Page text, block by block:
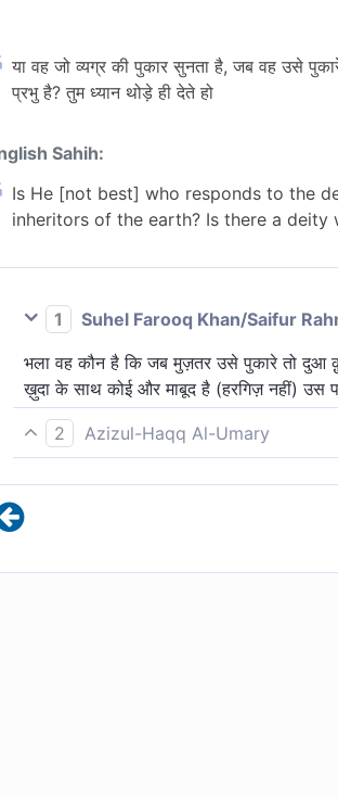
या वह जो व्यग्र की पुकार सुनता है, जब वह उसे
प्रभु है? तुम ध्यान थोड़े ही देते हो
Sahih:
Is He [not best] who responds to the
inheritors of the earth? Is there a deity
1
Suhel Farooq Khan/Saifur
भला वह कौन है कि जब मुज़तर उसे पुकारे तो दुआ
ख़ुदा के साथ कोई और माबूद है (हरगिज़ नहीं) उस
2
Azizul-Haqq Al-Umary